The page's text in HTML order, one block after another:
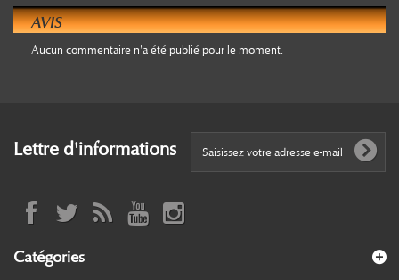
AVIS
Aucun commentaire n'a été publié pour le moment.
Lettre d'informations
Catégories